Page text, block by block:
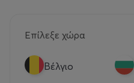
Επίλεξε χώρα
Βέλγιο